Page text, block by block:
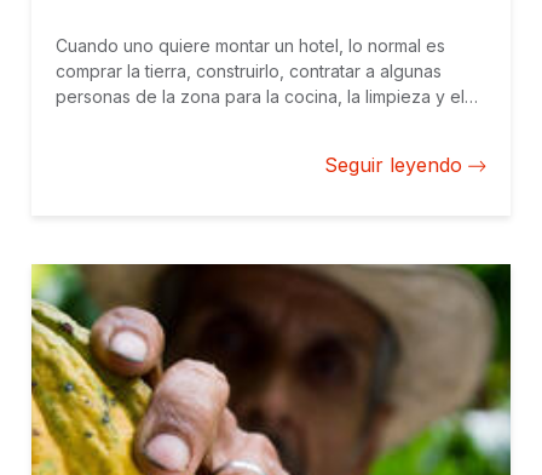
Cuando uno quiere montar un hotel, lo normal es
comprar la tierra, construirlo, contratar a algunas
personas de la zona para la cocina, la limpieza y el
Seguir leyendo